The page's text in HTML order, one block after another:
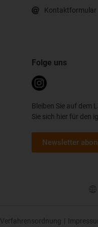
Kontaktformular
Folge uns
Bleiben Sie auf dem
Sie sich hier für den
Newsletter
Verfahrensordnung |